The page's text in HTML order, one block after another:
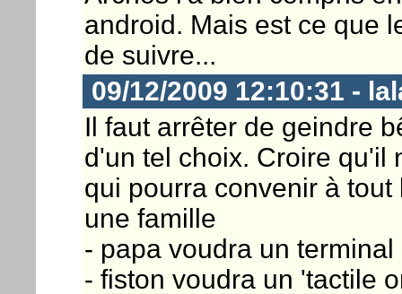
android. Mais est ce que
de suivre...
09/12/2009 12:10:31 -
Il faut arrêter de geindre
d'un tel choix. Croire qu'il
qui pourra convenir à
une famille
- papa voudra un
- fiston voudra un 'tactile